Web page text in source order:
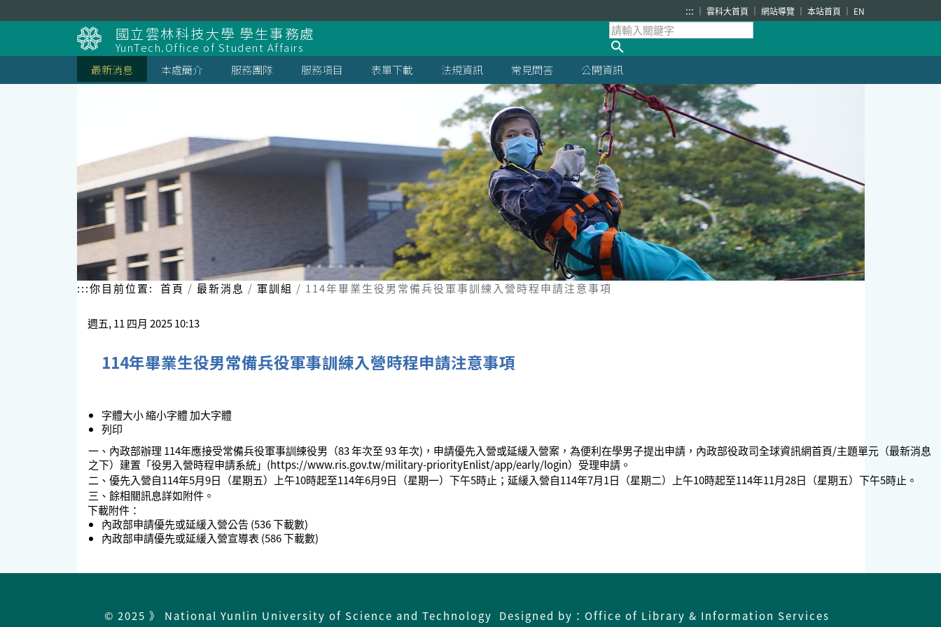
到
主
要
內
容
::: 雲科大首頁 網站導覽 本站首頁 EN
國立雲林科技大學 學生事務處
YunTech.Office of Student Affairs
最新消息
本處簡介 服務團隊 服務項目 表單下載 法規資訊 常見問答 公開資訊
:::你目前位置: 首頁 最新消息 軍訓組 114年畢業生役男常備兵役軍事訓練入營時程申請注意事項
週五, 11 四月 2025 10:13
114年畢業生役男常備兵役軍事訓練入營時程申請注意事項
字體大小縮小字體加大字體
列印
一、內政部辦理 114年應接受常備兵役軍事訓練役男（83 年次至 93 年次)，申請優先入營或延緩入營案，為便利在學男子提出申請，內政部役政司全球資訊網首頁/主題單元（最新消息
之下）建置「役男入營時程申請系統」(https://www.ris.gov.tw/military-priorityEnlist/app/early/login）受理申請。
二、優先入營自114年5月9日（星期五）上午10時起至114年6月9日（星期一）下午5時止；延緩入營自114年7月1日（星期二）上午10時起至114年11月28日（星期五）下午5時止。
三、餘相關訊息詳如附件。
下載附件：
內政部申請優先或延緩入營公告 (536 下載數)
內政部申請優先或延緩入營宣導表 (586 下載數)
© 2025 》 National Yunlin University of Science and Technology Designed by：Office of Library & Information Services